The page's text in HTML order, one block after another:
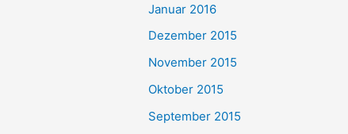
Januar 2016
Dezember 2015
November 2015
Oktober 2015
September 2015